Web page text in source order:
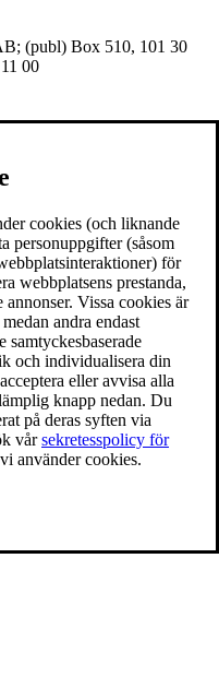
(publ) Box 510, 101 30
00
cookies (och liknande
personuppgifter (såsom
för
webbplatsens prestanda,
Vissa cookies är
andra endast
och individualisera din
eller avvisa alla
knapp nedan. Du
på deras syften via
vårsekretesspolicy för
använder cookies.